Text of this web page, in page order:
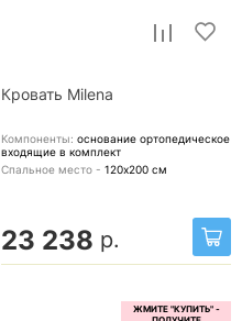
Кровать Milena
Компоненты: основание ортопедическое
входящие в комплект
Спальное место - 120х200 см
23 238 р.